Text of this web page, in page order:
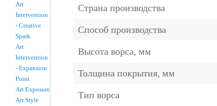
Art
Intervention
- Creative
Spark
Art
Intervention
- Expansion
Point
Art Exposure
Art Style
Страна производства
Способ производства
Высота ворса, мм
Толщина покрытия, мм
Тип ворса